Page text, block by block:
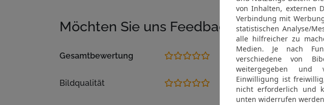
Möchten Sie uns Feedback geben?
Gesamtbewertung
Bildqualität